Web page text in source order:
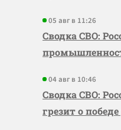
05 авг в 11:26
Сводка СВО:
04 авг в 10:46
Сводка СВО:
грезит о